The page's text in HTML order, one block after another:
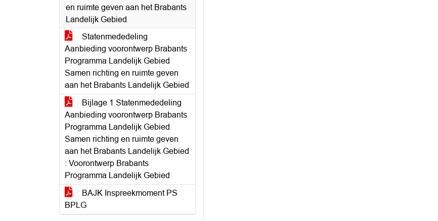
en ruimte geven aan het Brabants
Landelijk Gebied
Statenmededeling
Aanbieding voorontwerp Brabants
Programma Landelijk Gebied
Samen richting en ruimte geven
aan het Brabants Landelijk Gebied
Bijlage 1 Statenmededeling
Aanbieding voorontwerp Brabants
Programma Landelijk Gebied
Samen richting en ruimte geven
aan het Brabants Landelijk Gebied
: Voorontwerp Brabants
Programma Landelijk Gebied
BAJK Inspreekmoment PS
BPLG